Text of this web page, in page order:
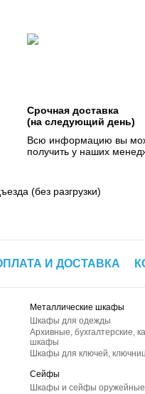
Срочная доставка
(на следующий день)
Всю информацию вы
получить у наших
(без разгрузки)
И ДОСТАВКА
Металлические шкафы
Шкафы для одежды
Архивные, бухгалтерские,
шкафы
Шкафы для ключей,
Сейфы
Шкафы и сейфы оружейные